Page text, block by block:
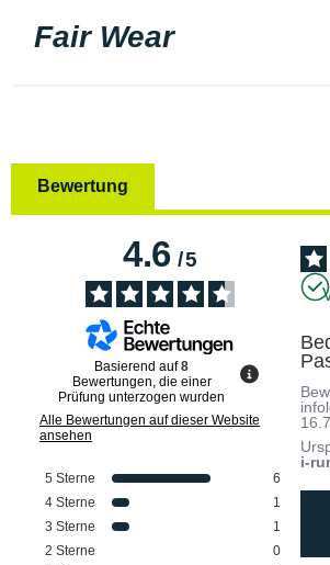
Fair Wear
Bewertung
4.6/5
Basierend auf8
Bewertungen, die einer
Prüfung unterzogen wurden
Alle Bewertungen auf dieser Website
ansehen
5 Sterne
6
4 Sterne
1
3 Sterne
1
2 Sterne
0
i-